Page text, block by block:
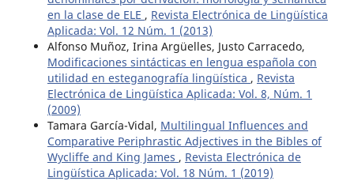
en la clase de ELE , Revista Electrónica de Lingüística
Aplicada: Vol. 12 Núm. 1 (2013)
Alfonso Muñoz, Irina Argüelles, Justo Carracedo,
Modificaciones sintácticas en lengua española con
utilidad en esteganografía lingüística , Revista
Electrónica de Lingüística Aplicada: Vol. 8, Núm. 1
(2009)
Tamara García-Vidal, Multilingual Influences and
Comparative Periphrastic Adjectives in the Bibles of
Wycliffe and King James , Revista Electrónica de
Lingüística Aplicada: Vol. 18 Núm. 1 (2019)